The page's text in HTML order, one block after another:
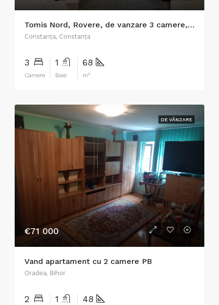
Tomis Nord, Rovere, de vanzare 3 camere, decomandat, gaze
Constanţa, Constanța
3
Camere
1
Baie
68
m²
DE VÂNZARE
€71 000
Vand apartament cu 2 camere PB
Oradea, Bihor
2 1 48